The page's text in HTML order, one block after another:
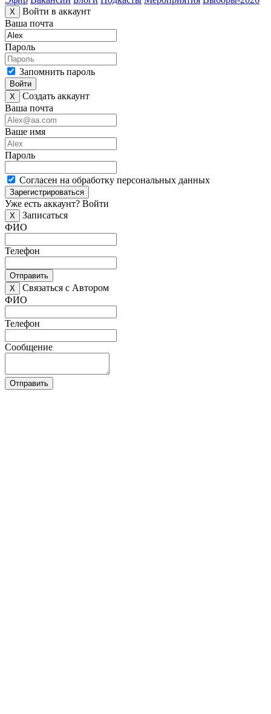
X
Войти в аккаунт
Ваша почта
Пароль
Запомнить пароль
Войти
X
Создать аккаунт
Ваша почта
Ваше имя
Пароль
Согласен на обработку персональных данных
Зарегистрироваться
Уже есть аккаунт? Войти
X
Записаться
ФИО
Телефон
Отправить
X
Связаться с Автором
ФИО
Телефон
Сообщение
Отправить